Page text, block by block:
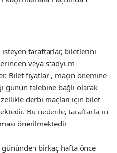
isteyen taraftarlar, biletlerini
veya stadyum
Bilet fiyatları, maçın önemine
günün talebine bağlı olarak
derbi maçları için bilet
Bu nedenle, taraftarların
önerilmektedir.
gününden birkaç hafta önce